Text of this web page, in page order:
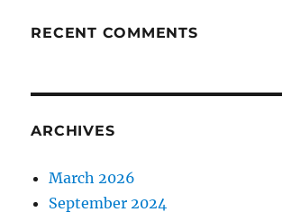
RECENT COMMENTS
ARCHIVES
March 2026
September 2024